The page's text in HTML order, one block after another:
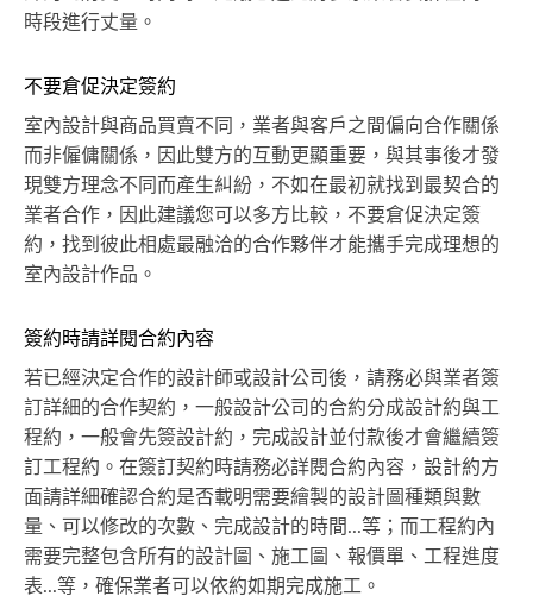
時段進行丈量。
不要倉促決定簽約
室內設計與商品買賣不同，業者與客戶之間偏向合作關係
而非僱傭關係，因此雙方的互動更顯重要，與其事後才發
現雙方理念不同而產生糾紛，不如在最初就找到最契合的
業者合作，因此建議您可以多方比較，不要倉促決定簽
約，找到彼此相處最融洽的合作夥伴才能攜手完成理想的
室內設計作品。
簽約時請詳閱合約內容
若已經決定合作的設計師或設計公司後，請務必與業者簽
訂詳細的合作契約，一般設計公司的合約分成設計約與工
程約，一般會先簽設計約，完成設計並付款後才會繼續簽
訂工程約。在簽訂契約時請務必詳閱合約內容，設計約方
面請詳細確認合約是否載明需要繪製的設計圖種類與數
量、可以修改的次數、完成設計的時間...等；而工程約內
需要完整包含所有的設計圖、施工圖、報價單、工程進度
表...等，確保業者可以依約如期完成施工。